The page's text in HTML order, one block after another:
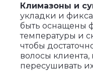
Климазоны и
укладки и
быть оснащены
температуры и
чтобы
волосы
пересушивать